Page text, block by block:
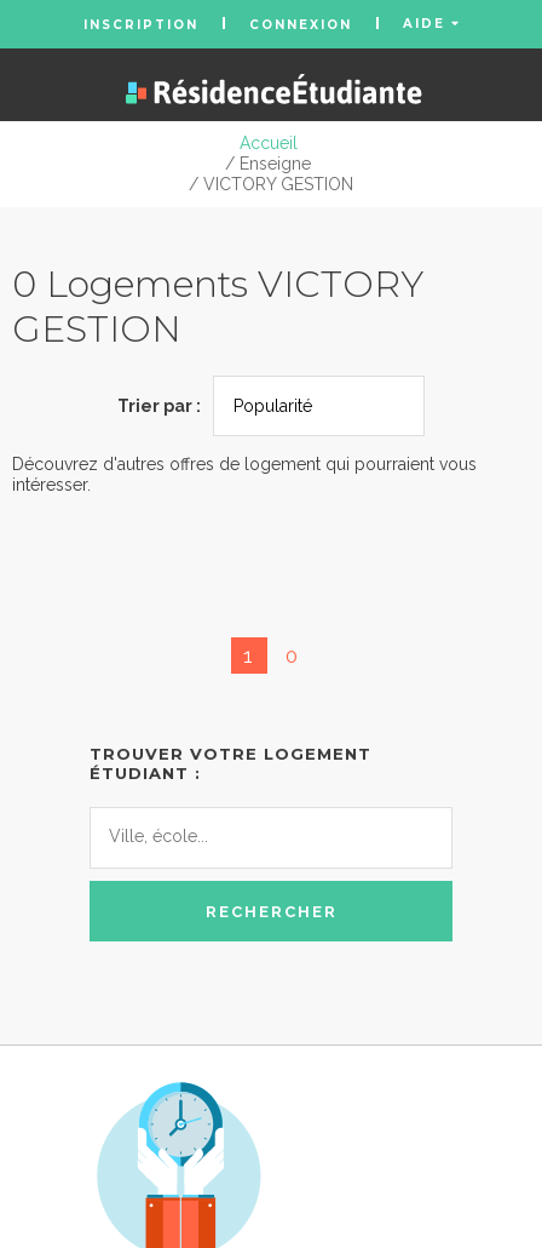
INSCRIPTION CONNEXION AIDE
Accueil
/ Enseigne
/ VICTORY GESTION
0 Logements VICTORY
GESTION
Trier par :
Découvrez d'autres offres de logement qui pourraient vous
intéresser.
1 0
TROUVER VOTRE LOGEMENT
ÉTUDIANT :